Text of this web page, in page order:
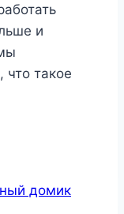
и
что такое